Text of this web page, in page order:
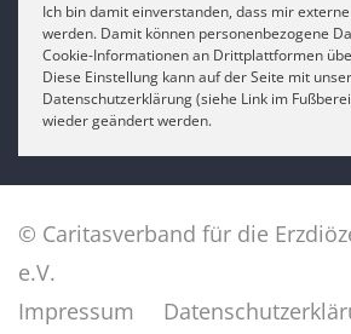
Ich bin damit einverstanden, dass mir
werden. Damit können personenbezogene
Cookie-Informationen an Drittplattformen
Diese Einstellung kann auf der Seite mit
Datenschutzerklärung (siehe Link im
wieder geändert werden.
© Caritasverband für die
e.V.
Impressum